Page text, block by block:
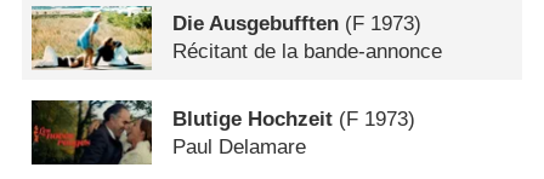
Die Ausgebufften (F 1973)
Récitant de la bande-annonce
Blutige Hochzeit (F 1973)
Paul Delamare